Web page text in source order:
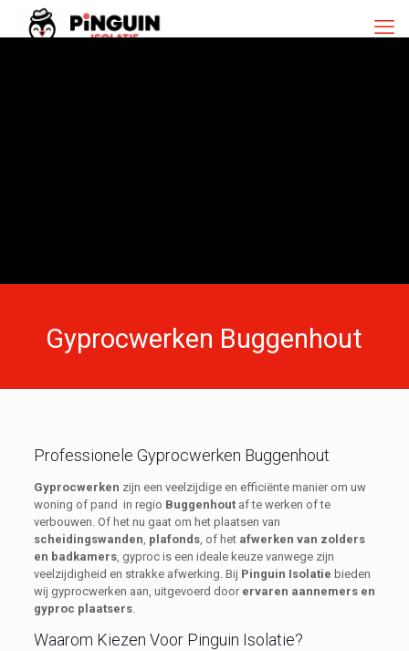
Gyprocwerken Buggenhout
Professionele Gyprocwerken Buggenhout
Gyprocwerken zijn een veelzijdige en efficiënte manier om uw
woning of pand in regio Buggenhoutaf te werken of te
verbouwen. Of het nu gaat om het plaatsen van
scheidingswanden plafonds, of het afwerken van zolders
en badkamers, gyproc is een ideale keuze vanwege zijn
veelzijdigheid en strakke afwerking. Bij Pinguin Isolatie bieden
wij gyprocwerken aan, uitgevoerd door ervaren aannemers en
gyproc plaatsers.
Waarom Kiezen Voor Pinguin Isolatie?